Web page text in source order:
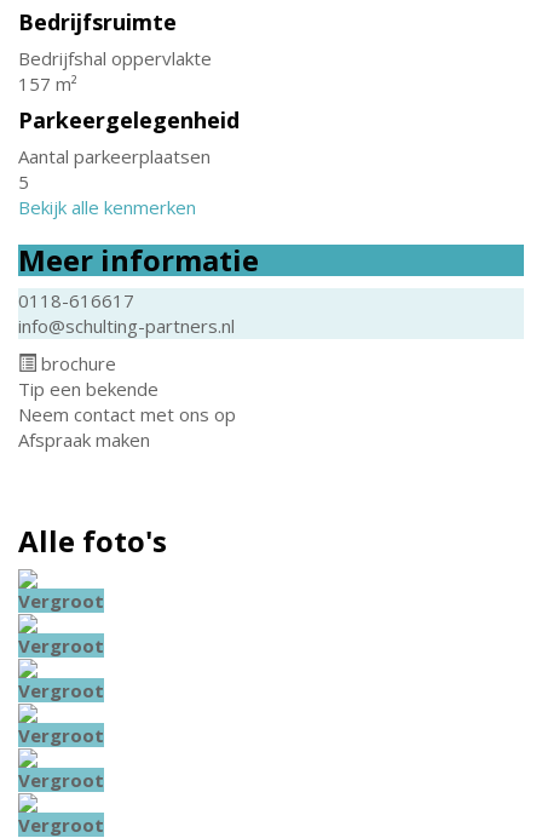
Bedrijfsruimte
Bedrijfshal oppervlakte
157 m²
Parkeergelegenheid
Aantal parkeerplaatsen
5
Bekijk alle kenmerken
Meer informatie
0118-616617
info@schulting-partners.nl
brochure
Tip een bekende
Neem contact met ons op
Afspraak maken
Alle foto's
Vergroot
Vergroot
Vergroot
Vergroot
Vergroot
Vergroot